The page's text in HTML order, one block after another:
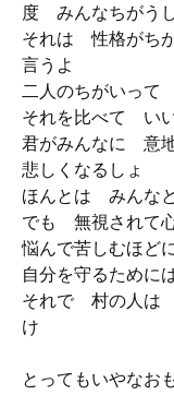
度 みんなちがう
それは 性格がち
言うよ
二人のちがいっ
それを比べて い
君がみんなに 意
悲しくなるしょ
ほんとは みんな
でも 無視されて
悩んで苦しむほど
自分を守るために
それで 村の人は
け
とってもいやなお